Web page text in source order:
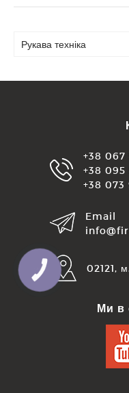
Рукава техніка
+38 067
+38 095
+38 073
Email
02121,
Ми в
КНОПКА
ЗВ'ЯЗКУ